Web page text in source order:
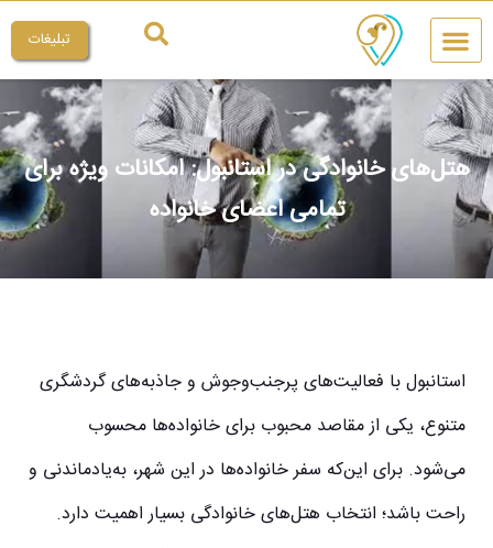
تبلیغات
هتل‌های خانوادگی در استانبول: امکانات ویژه برای
تمامی اعضای خانواده
استانبول با فعالیت‌های پرجنب‌وجوش و جاذبه‌های گردشگری
متنوع، یکی از مقاصد محبوب برای خانواده‌ها محسوب
می‌شود. برای این‌که سفر خانواده‌ها در این شهر، به‌یادماندنی و
راحت باشد؛ انتخاب هتل‌های خانوادگی بسیار اهمیت دارد.